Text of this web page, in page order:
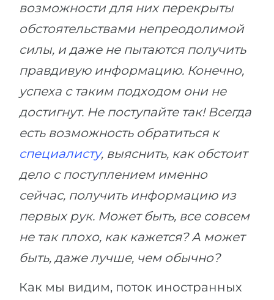
возможности для них перекрыты
обстоятельствами непреодолимой
силы, и даже не пытаются получить
правдивую информацию. Конечно,
успеха с таким подходом они не
достигнут. Не поступайте так! Всегда
есть возможность обратиться к
специалисту, выяснить, как обстоит
дело с поступлением именно
сейчас, получить информацию из
первых рук. Может быть, все совсем
не так плохо, как кажется? А может
быть, даже лучше, чем обычно?
Как мы видим, поток иностранных